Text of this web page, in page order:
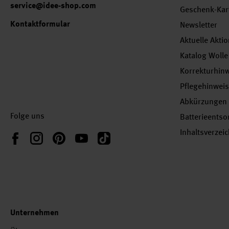
service@idee-shop.com
Kontaktformular
Folge uns
FacebookInstagramPinterestYouTubeTikTok
Geschenk-
Newsletter
Aktuelle
Katalog
Abkürzungen
Unternehmen